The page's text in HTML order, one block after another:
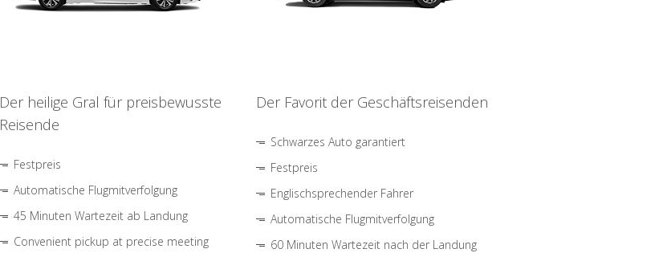
Der heilige Gral für preisbewusste
Reisende
Festpreis
Automatische Flugmitverfolgung
45 Minuten Wartezeit ab Landung
Convenient pickup at precise meeting
Der Favorit der Geschäftsreisenden
Schwarzes Auto garantiert
Festpreis
Englischsprechender Fahrer
Automatische Flugmitverfolgung
60 Minuten Wartezeit nach der Landung